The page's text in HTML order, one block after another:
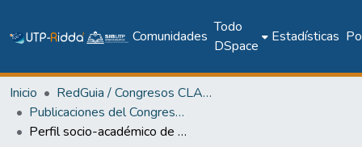
Comunidades
Todo
DSpace
Estadísticas
Inicio
RedGuia / Congresos CLABES
Publicaciones del Congreso Internacional CLABES
Perfil socio-académico de estudiantes que permanecen y abandonan la universidad: una aproximación al primer año de estudios